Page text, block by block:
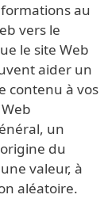
au
vers le
le site Web
aider un
contenu à vos
un
du
valeur, à
aléatoire.